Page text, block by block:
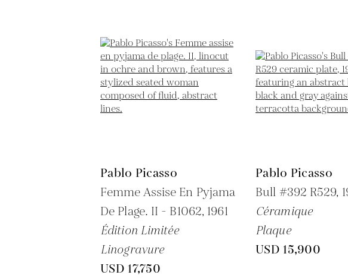
Pablo Picasso
Femme Assise En Pyjama
De Plage. II - B1062, 1961
Édition Limitée
Linogravure
USD 17,750
Pablo Picasso
Bull #392 R529,
Céramique
Plaque
USD 15,900